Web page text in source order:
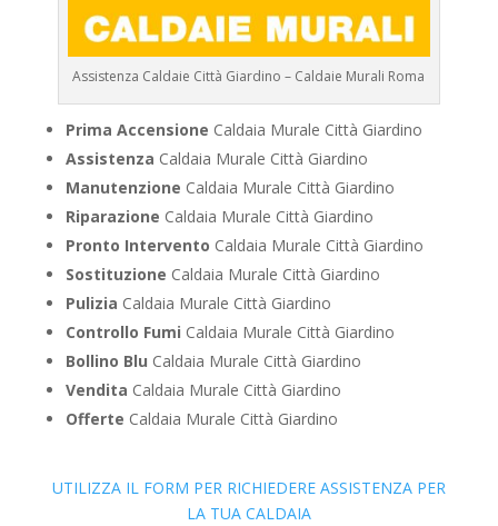
Assistenza Caldaie Città Giardino – Caldaie Murali Roma
Prima Accensione Caldaia Murale Città Giardino
Assistenza Caldaia Murale Città Giardino
Manutenzione Caldaia Murale Città Giardino
Riparazione Caldaia Murale Città Giardino
Pronto Intervento Caldaia Murale Città Giardino
Sostituzione Caldaia Murale Città Giardino
Pulizia Caldaia Murale Città Giardino
Controllo Fumi Caldaia Murale Città Giardino
Bollino Blu Caldaia Murale Città Giardino
Vendita Caldaia Murale Città Giardino
Offerte Caldaia Murale Città Giardino
UTILIZZA IL FORM PER RICHIEDERE ASSISTENZA PER
LA TUA CALDAIA